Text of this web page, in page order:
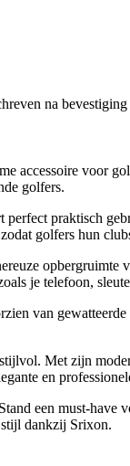
na
accessoire voor
golfers.
praktisch
golfers hun
je telefoon,
van
Met zijn
en
een must-
dankzij Srixon.